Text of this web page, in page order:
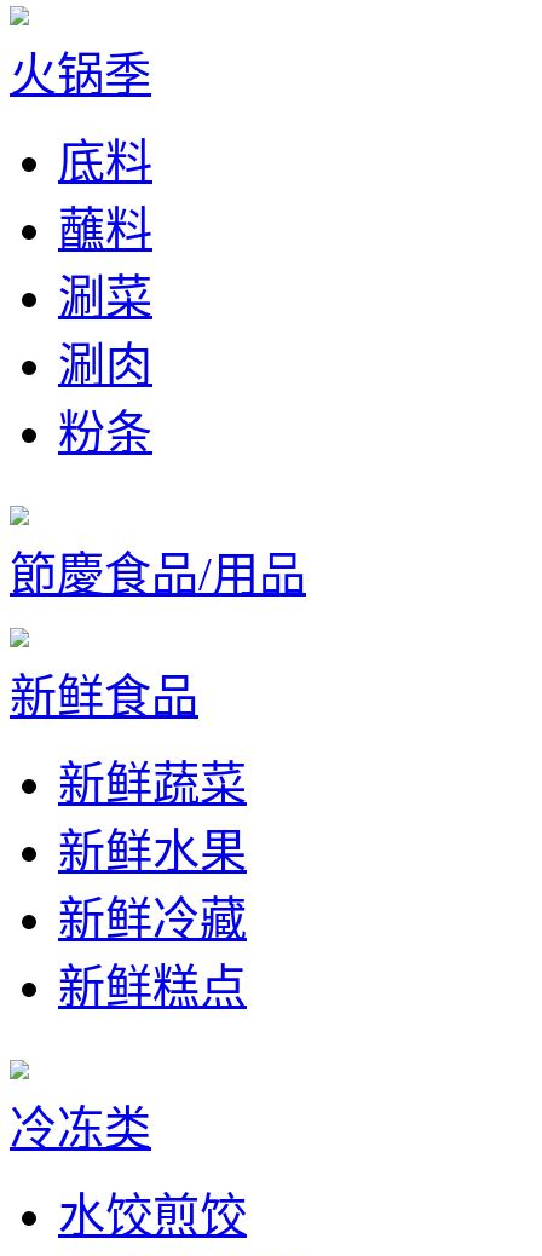
火锅季
底料
蘸料
涮菜
涮肉
粉条
節慶食品/用品
新鲜食品
新鲜蔬菜
新鲜水果
新鲜冷藏
新鲜糕点
冷冻类
水饺煎饺